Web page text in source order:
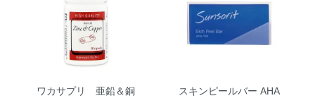
ワカサプリ 亜鉛＆銅
スキンピールバー AHA